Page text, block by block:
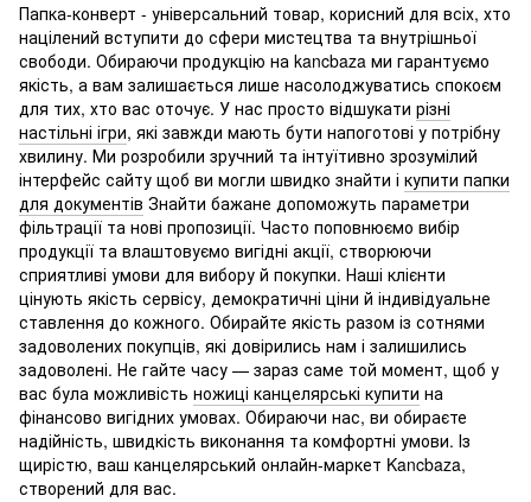
Папка-конверт - універсальний товар, корисний для всіх, хто
націлений вступити до сфери мистецтва та внутрішньої
свободи. Обираючи продукцію на kancbaza ми гарантуємо
якість, а вам залишається лише насолоджуватись спокоєм
для тих, хто вас оточує. У нас просто відшукати різні
настільні ігри, які завжди мають бути напоготові у потрібну
хвилину. Ми розробили зручний та інтуїтивно зрозумілий
інтерфейс сайту щоб ви могли швидко знайти і купити папки
для документів Знайти бажане допоможуть параметри
фільтрації та нові пропозиції. Часто поповнюємо вибір
продукції та влаштовуємо вигідні акції, створюючи
сприятливі умови для вибору й покупки. Наші клієнти
цінують якість сервісу, демократичні ціни й індивідуальне
ставлення до кожного. Обирайте якість разом із сотнями
задоволених покупців, які довірились нам і залишились
задоволені. Не гайте часу — зараз саме той момент, щоб у
вас була можливість ножиці канцелярські купити на
фінансово вигідних умовах. Обираючи нас, ви обираєте
надійність, швидкість виконання та комфортні умови. Із
щирістю, ваш канцелярський онлайн-маркет Kancbaza,
створений для вас.